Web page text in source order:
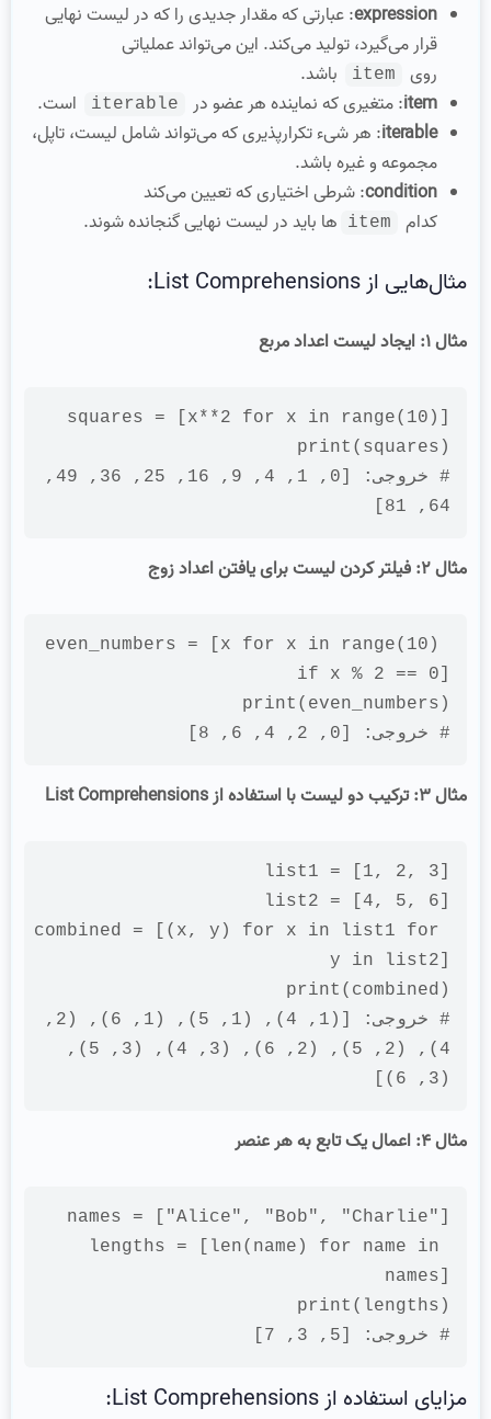
expression: عبارتی که مقدار جدیدی را که در لیست نهایی
قرار می‌گیرد، تولید می‌کند. این می‌تواند عملیاتی
روی
item
باشد.
item: متغیری که نماینده هر عضو در iterable
است.
iterable: هر شیء تکرارپذیری که می‌تواند شامل لیست، تاپل،
مجموعه و غیره باشد.
condition: شرطی اختیاری که تعیین می‌کند
کدام
item ‌ها باید در لیست نهایی گنجانده شوند.
مثال‌هایی از List Comprehensions:
مثال ۱: ایجاد لیست اعداد مربع
squares = [x**2 for x in range(10)]
print (squares)
64, 81]
مثال ۲: فیلتر کردن لیست برای یافتن اعداد زوج
even_numbers = [x for x in
if x % 2 == 0]
print (even_numbers)
# خروجی: [0, 2, 4, 6, 8]
مثال ۳: ترکیب دو لیست با استفاده از List Comprehensions
combined = [(x, y) for x in list1 for
y in list2]
print (combined)
(3, 6)]
مثال ۴: اعمال یک تابع به هر عنصر
names = [ "Alice" , "Bob" , "Charlie"
lengths = [len( name ) for name
in
print(lengths)
# خروجی: [5, 3, 7]
مزایای استفاده از List Comprehensions: